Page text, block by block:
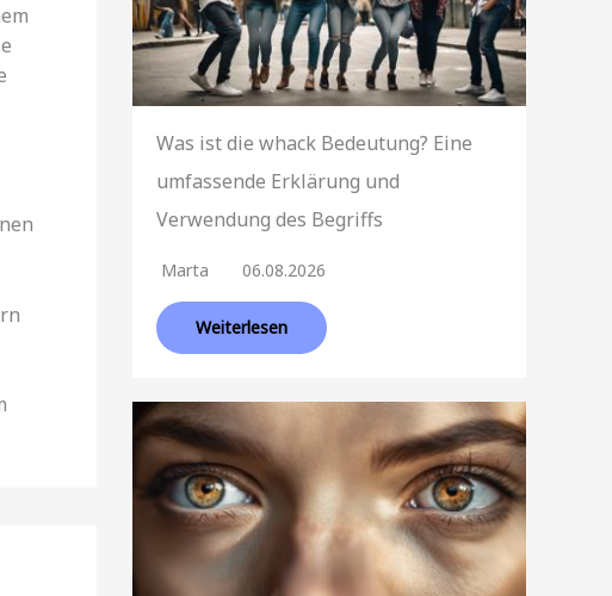
Was ist die whack Bedeutung? Eine
umfassende Erklärung und
Verwendung des Begriffs
Marta 06.08.2026
Weiterlesen